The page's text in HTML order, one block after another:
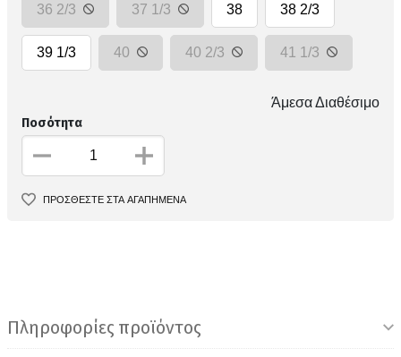
36 2/3 37 1/3 38 38 2/3
39 1/3 40 40 2/3 41 1/3
Άμεσα Διαθέσιμο
Ποσότητα
ΠΡΟΣΘΕΣΤΕ ΣΤΑ ΑΓΑΠΗΜΕΝΑ
Πληροφορίες προϊόντος